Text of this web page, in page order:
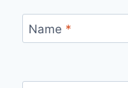
Name *